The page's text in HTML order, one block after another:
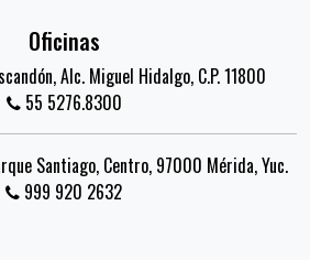
Oficinas
Alc. Miguel Hidalgo, C.P. 11800
55 5276.8300
Santiago, Centro, 97000 Mérida, Yuc.
999 920 2632